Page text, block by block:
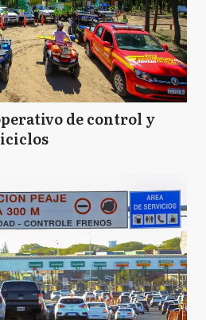
de control y